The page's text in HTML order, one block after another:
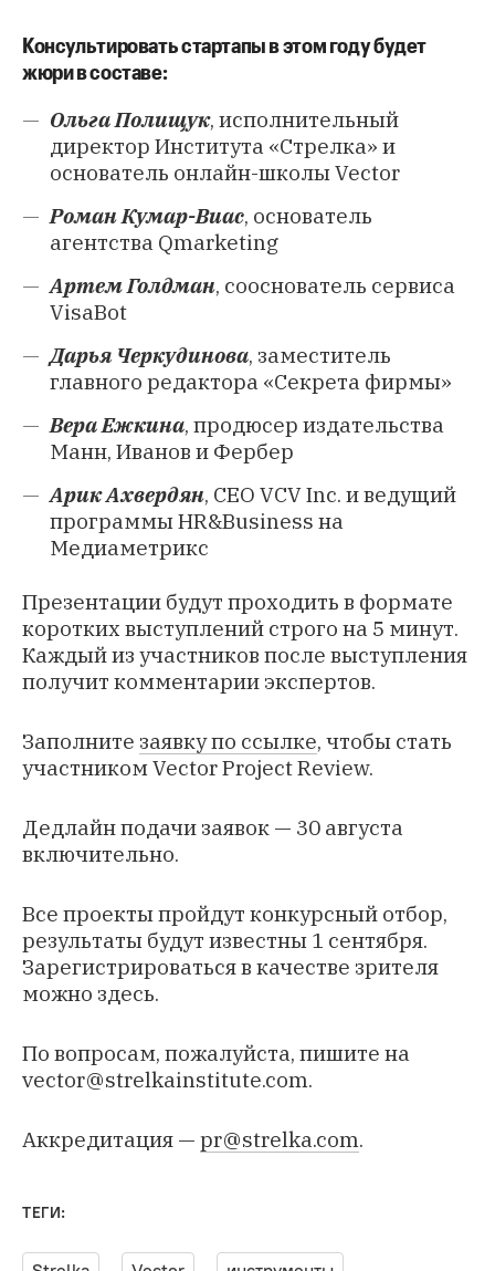
Консультировать стартапы в этом году будет
жюри в составе:
Ольга Полищук, исполнительный
директор Института «Стрелка» и
основатель онлайн-школы Vector
Роман Кумар-Виас, основатель
агентства Qmarketing
Артем Голдман, сооснователь сервиса
VisaBot
Дарья Черкудинова, заместитель
главного редактора «Секрета фирмы»
Вера Ежкина, продюсер издательства
Манн, Иванов и Фербер
Арик Ахвердян, СЕО VCV Inc. и ведущий
программы HR&Business на
Медиаметрикс
Презентации будут проходить в формате
коротких выступлений строго на 5 минут.
Каждый из участников после выступления
получит комментарии экспертов.
Заполните заявку по ссылке, чтобы стать
участником Vector Project Review.
Дедлайн подачи заявок — 30 августа
включительно.
Все проекты пройдут конкурсный отбор,
результаты будут известны 1 сентября.
Зарегистрироваться в качестве зрителя
можно здесь.
По вопросам, пожалуйста, пишите на
vector@strelkainstitute.com.
Аккредитация — pr@strelka.com.
ТЕГИ: